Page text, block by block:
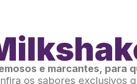
e marcantes, para
os sabores exclusivos